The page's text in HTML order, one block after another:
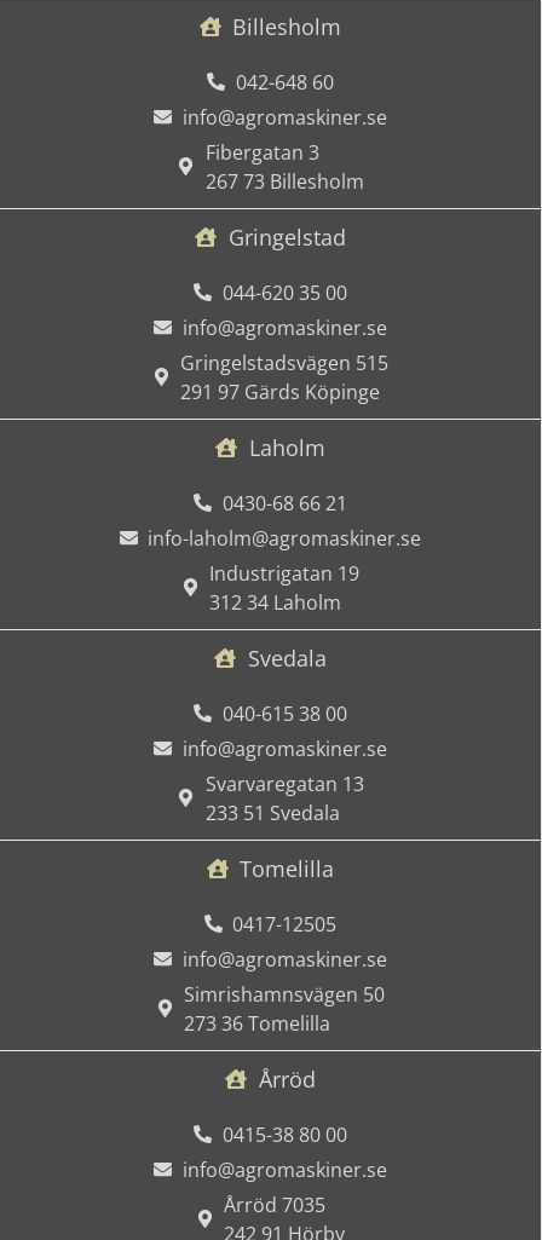
Billesholm
042-648 60
info@agromaskiner.se
Fibergatan 3
267 73 Billesholm
Gringelstad
044-620 35 00
info@agromaskiner.se
Gringelstadsvägen 515
291 97 Gärds Köpinge
Laholm
0430-68 66 21
info-laholm@agromaskiner.se
Industrigatan 19
312 34 Laholm
Svedala
040-615 38 00
info@agromaskiner.se
Svarvaregatan 13
233 51 Svedala
Tomelilla
0417-12505
info@agromaskiner.se
Simrishamnsvägen 50
273 36 Tomelilla
Årröd
0415-38 80 00
info@agromaskiner.se
Årröd 7035
242 91 Hörby